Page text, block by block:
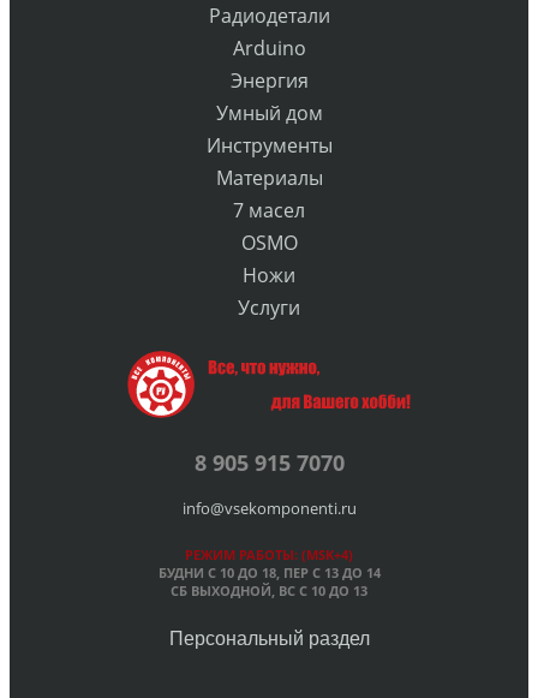
Радиодетали
Arduino
Энергия
Умный дом
Инструменты
Материалы
7 масел
OSMO
Ножи
Услуги
8 905 915 7070
info@vsekomponenti.ru
РЕЖИМ РАБОТЫ: (MSK+4)
БУДНИ С 10 ДО 18, ПЕРС 13 ДО 14
СБ ВЫХОДНОЙ, ВС С 10 ДО 13
Персональный раздел